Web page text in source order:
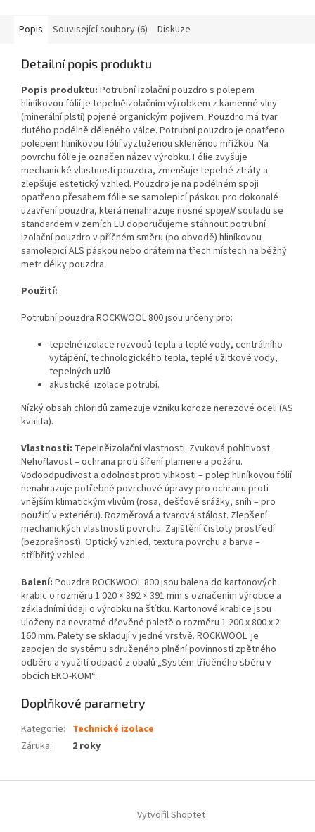
Popis Související soubory (6) Diskuze
Detailní popis produktu
Popis produktu: Potrubní izolační pouzdro s polepem
hliníkovou fólií je tepelněizolačním výrobkem z kamenné vlny
(minerální plsti) pojené organickým pojivem. Pouzdro má tvar
dutého podélně děleného válce. Potrubní pouzdro je opatřeno
polepem hliníkovou fólií vyztuženou skleněnou mřížkou. Na
povrchu fólie je označen název výrobku. Fólie zvyšuje
mechanické vlastnosti pouzdra, zmenšuje tepelné ztráty a
zlepšuje estetický vzhled. Pouzdro je na podélném spoji
opatřeno přesahem fólie se samolepicí páskou pro dokonalé
uzavření pouzdra, která nenahrazuje nosné spoje.V souladu se
standardem v zemích EU doporučujeme stáhnout potrubní
izolační pouzdro v příčném směru (po obvodě) hliníkovou
samolepicí ALS páskou nebo drátem na třech místech na běžný
metr délky pouzdra.
Použití:
Potrubní pouzdra ROCKWOOL 800 jsou určeny pro:
tepelné izolace rozvodů tepla a teplé vody, centrálního
vytápění, technologického tepla, teplé užitkové vody,
tepelných uzlů
akustické izolace potrubí.
Nízký obsah chloridů zamezuje vzniku koroze nerezové oceli (AS
kvalita).
Vlastnosti: Tepelněizolační vlastnosti. Zvuková pohltivost.
Nehořlavost – ochrana proti šíření plamene a požáru.
Vodoodpudivost a odolnost proti vlhkosti – polep hliníkovou fólií
nenahrazuje potřebné povrchové úpravy pro ochranu proti
vnějším klimatickým vlivům (rosa, dešťové srážky, sníh – pro
použití v exteriéru). Rozměrová a tvarová stálost. Zlepšení
mechanických vlastností povrchu. Zajištění čistoty prostředí
(bezprašnost). Optický vzhled, textura povrchu a barva –
stříbřitý vzhled.
Balení: Pouzdra ROCKWOOL 800 jsou balena do kartonových
krabic o rozměru 1 020 × 392 × 391 mm s označením výrobce a
základními údaji o výrobku na štítku. Kartonové krabice jsou
uloženy na nevratné dřevěné paletě o rozměru 1 200 x 800 x 2
160 mm. Palety se skladují v jedné vrstvě. ROCKWOOL je
zapojen do systému sdruženého plnění povinností zpětného
odběru a využití odpadů z obalů „Systém tříděného sběru v
obcích EKO-KOM“.
Doplňkové parametry
Kategorie: Technické izolace
Záruka: 2 roky
Vytvořil Shoptet